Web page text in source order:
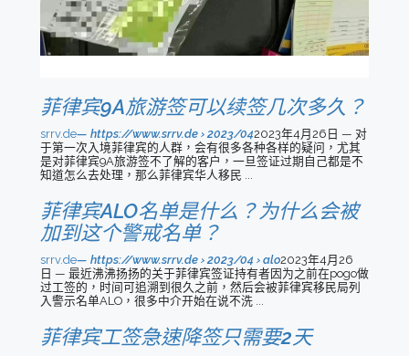
菲律宾9A旅游签可以续签几次多久？
srrv.de https://www.srrv.de › 2023/042023年4月26日 — 对
于第一次入境菲律宾的人群，会有很多各种各样的疑问，尤其
是对菲律宾9A旅游签不了解的客户，一旦签证过期自己都是不
知道怎么去处理，那么菲律宾华人移民 ...
菲律宾ALO名单是什么？为什么会被
加到这个警戒名单？
srrv.de https://www.srrv.de › 2023/04 › alo2023年4月26
日 — 最近沸沸扬扬的关于菲律宾签证持有者因为之前在pogo做
过工签的，时间可追溯到很久之前，然后会被菲律宾移民局列
入警示名单ALO，很多中介开始在说不洗 ...
菲律宾工签急速降签只需要2天